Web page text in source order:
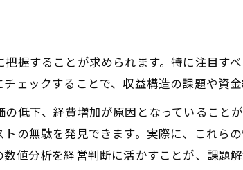
経営で見直すべき経費管理項目とは
分の工夫で工務店経営を効率化する方法
で安定経営を実現する方法
経営の安定化を支える中長期戦略の立て方
理を活用した工務店経営の戦略的アプローチ
握することが求められます。特に注目す
ェックすることで、収益構造の課題や資
低下、経費増加が原因となっていること
の無駄を発見できます。実際に、これら
値分析を経営判断に活かすことが、課題解